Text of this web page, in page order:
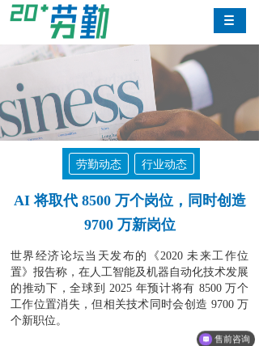
劳勤动态 行业动态
AI 将取代 8500 万个岗位，同时创造
9700 万新岗位
世界经济论坛当天发布的《2020 未来工作位
置》报告称，在人工智能及机器自动化技术发展
的推动下，全球到 2025 年预计将有 8500 万个
工作位置消失，但相关技术同时会创造 9700 万
个新职位。
售前咨询